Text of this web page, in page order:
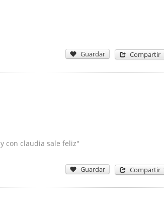
Guardar Compartir
con claudia sale feliz"
Guardar Compartir